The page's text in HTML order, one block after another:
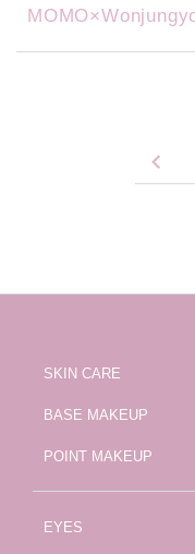
SKIN CARE
BASE MAKEUP
POINT MAKEUP
EYES